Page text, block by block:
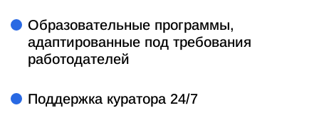
Образовательные программы,
адаптированные под требования
работодателей
Поддержка куратора 24/7